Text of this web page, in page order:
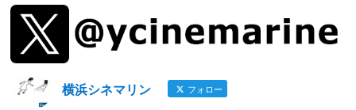
横浜シネマリン フォロー